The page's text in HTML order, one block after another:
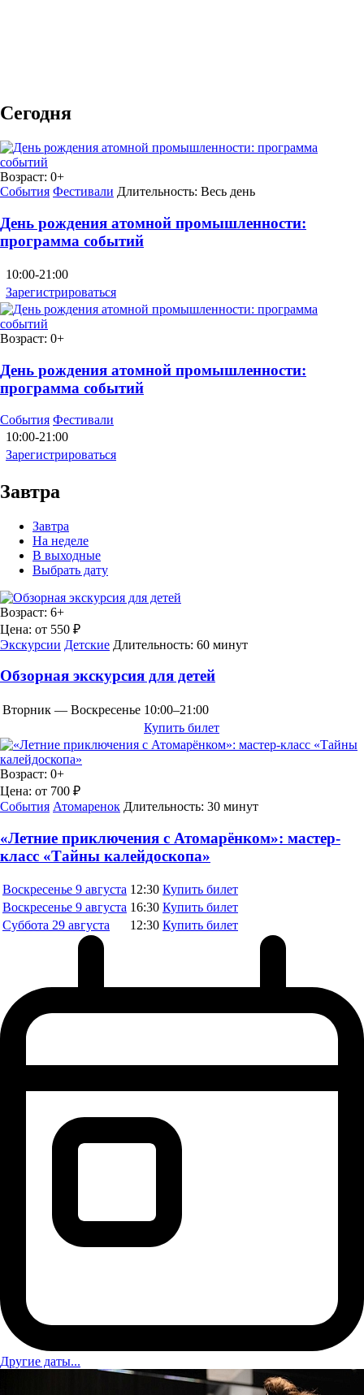
Сегодня
Возраст: 0+
События Фестивали Длительность: Весь день
День рождения атомной промышленности:
программа событий
10:00-21:00
Зарегистрироваться
Возраст: 0+
День рождения атомной промышленности:
программа событий
События Фестивали
10:00-21:00
Зарегистрироваться
Завтра
Завтра
На неделе
В выходные
Выбрать дату
Возраст: 6+
Цена: от 550 ₽
Экскурсии Детские Длительность: 60 минут
Обзорная экскурсия для детей
Вторник — Воскресенье 10:00–21:00
Купить билет
Возраст: 0+
Цена: от 700 ₽
События Атомаренок Длительность: 30 минут
«Летние приключения с Атомарёнком»: мастер-
класс «Тайны калейдоскопа»
Воскресенье 9 августа 12:30 Купить билет
Воскресенье 9 августа 16:30 Купить билет
Суббота 29 августа 12:30 Купить билет
Другие даты...